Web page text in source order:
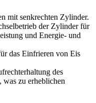
mit senkrechten Zylinder.
der Zylinder für
und Energie- und
das Einfrieren von Eis
des
was zu erheblichen